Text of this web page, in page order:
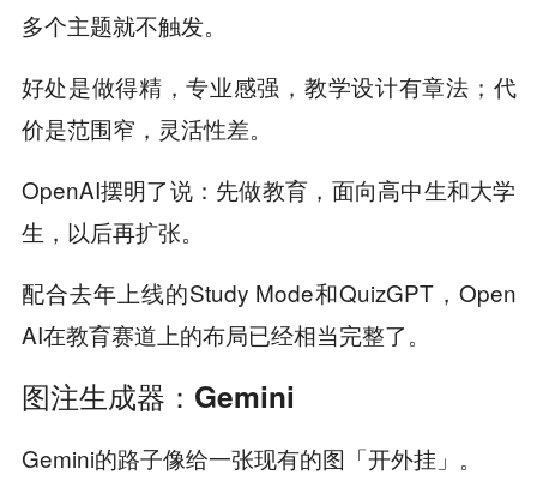
多个主题就不触发。
好处是做得精，专业感强，教学设计有章法；代
价是范围窄，灵活性差。
OpenAI摆明了说：先做教育，面向高中生和大学
生，以后再扩张。
配合去年上线的Study Mode和QuizGPT，Open
AI在教育赛道上的布局已经相当完整了。
图注生成器：Gemini
Gemini的路子像给一张现有的图「开外挂」。